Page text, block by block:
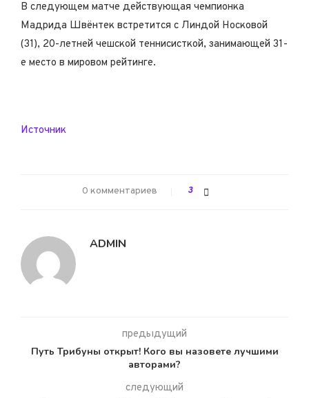
В следующем матче действующая чемпионка
Мадрида Швёнтек встретится с Линдой Носковой
(31), 20-летней чешской теннисисткой, занимающей 31-
е место в мировом рейтинге.
Источник
0 комментариев 3
ADMIN
предыдущий
Путь Трибуны открыт! Кого вы назовете лучшими
авторами?
следующий